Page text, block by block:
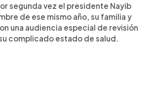
segunda vez el presidente Nayib
de ese mismo año, su familia y
una audiencia especial de revisión
complicado estado de salud.